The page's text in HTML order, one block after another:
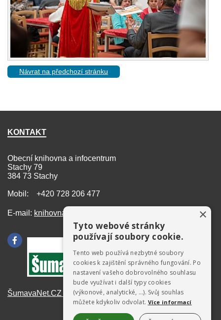
Návrat na předchozí stránku
KONTAKT
Obecní knihovna a infocentrum
Stachy 79
384 73 Stachy
Mobil: +420 728 206 477
E-mail: knihovna@stachy.net
ŠumavaNet.CZ - informace o regionu
×
Tyto webové stránky
používají soubory cookie.
Tento web používá nezbytné soubory
cookies k zajištění správného fungování. Po
nastavení vašeho dobrovolného souhlasu
bude využívat i další typy cookies
(výkonové, analytické, …). Svůj souhlas
můžete kdykoliv odvolat. Více informací